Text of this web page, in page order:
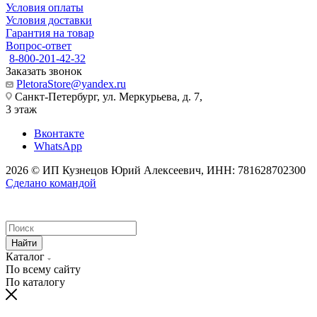
Условия оплаты
Условия доставки
Гарантия на товар
Вопрос-ответ
8-800-201-42-32
Заказать звонок
PletoraStore@yandex.ru
Санкт-Петербург, ул. Меркурьева, д. 7,
3 этаж
Вконтакте
WhatsApp
2026 © ИП Кузнецов Юрий Алексеевич, ИНН: 781628702300
Сделано командой
Найти
Каталог
По всему сайту
По каталогу